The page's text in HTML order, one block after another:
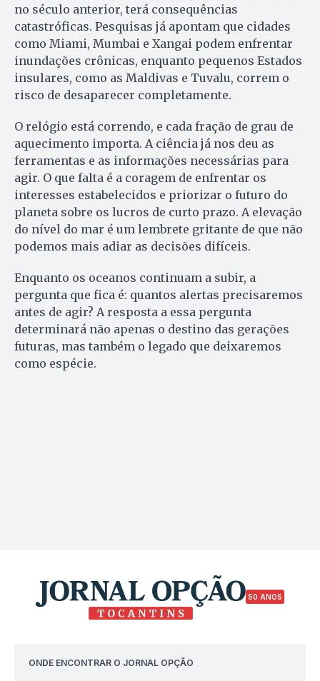
no século anterior, terá consequências
catastróficas. Pesquisas já apontam que cidades
como Miami, Mumbai e Xangai podem enfrentar
inundações crônicas, enquanto pequenos Estados
insulares, como as Maldivas e Tuvalu, correm o
risco de desaparecer completamente.
O relógio está correndo, e cada fração de grau de
aquecimento importa. A ciência já nos deu as
ferramentas e as informações necessárias para
agir. O que falta é a coragem de enfrentar os
interesses estabelecidos e priorizar o futuro do
planeta sobre os lucros de curto prazo. A elevação
do nível do mar é um lembrete gritante de que não
podemos mais adiar as decisões difíceis.
Enquanto os oceanos continuam a subir, a
pergunta que fica é: quantos alertas precisaremos
antes de agir? A resposta a essa pergunta
determinará não apenas o destino das gerações
futuras, mas também o legado que deixaremos
como espécie.
50 ANOS
ONDE ENCONTRAR O JORNAL OPÇÃO